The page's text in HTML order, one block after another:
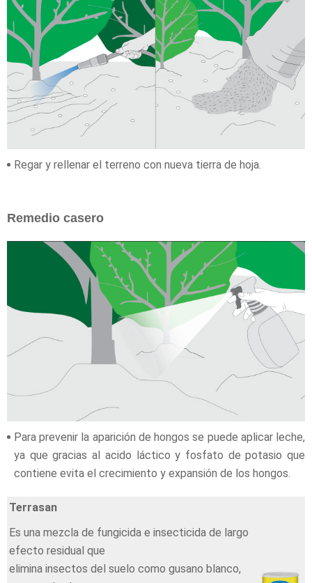
Regar y rellenar el terreno con nueva tierra de hoja.
Remedio casero
Para prevenir la aparición de hongos se puede aplicar leche,
ya que gracias al acido láctico y fosfato de potasio que
contiene evita el crecimiento y expansión de los hongos.
Terrasan
Es una mezcla de fungicida e insecticida de largo
efecto residual que
elimina insectos del suelo como gusano blanco,